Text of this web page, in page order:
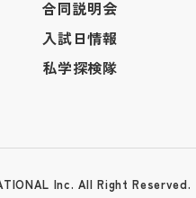
合同説明会
入試日情報
私学探検隊
Inc. All Right Reserved.